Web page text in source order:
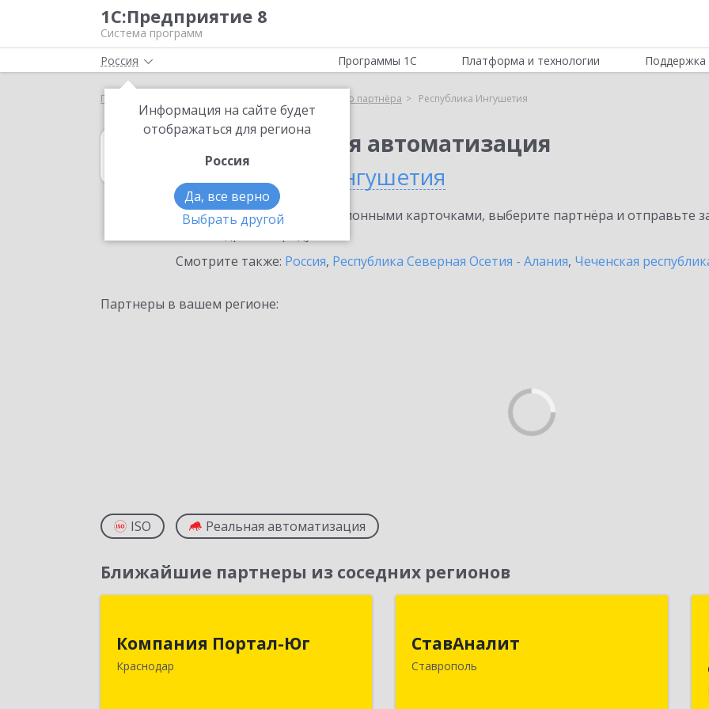
1С:Предприятие 8
Система программ
Россия
Информация на сайте будет
отображаться для региона
Россия
Да, все верно
Выбрать другой
Программы 1С Платформа и технологии Поддержка
Главная Выбор партнёра Республика Ингушетия
1С:Комплексная автоматизация
в Республике Ингушетия
Ознакомьтесь с информационными карточками, выберите партнёра и отправьте
Смотрите также: Россия, Республика Северная Осетия - Алания, Чеченская
Партнеры в вашем регионе:
ISO Реальная автоматизация
Ближайшие партнеры из соседних регионов
Компания Портал-Юг
Краснодар
350020, Краснодарский край,
Краснодар г, Одесская ул, дом № 48,
СтавАналит
Ставрополь
Ставрополь г, Пирогова ул, дом № 66